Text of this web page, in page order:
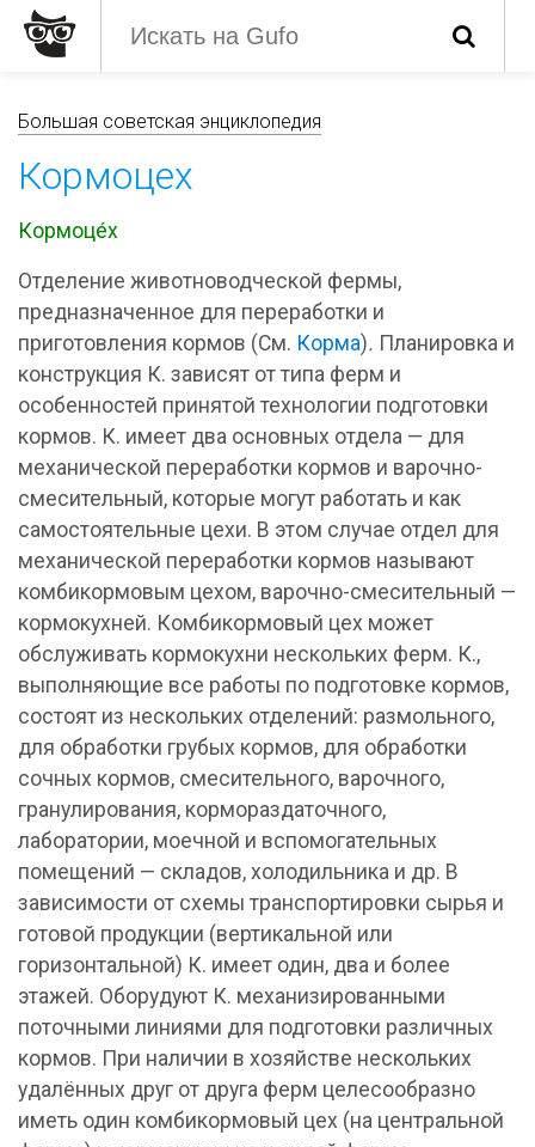
Большая советская энциклопедия
Кормоцех
Кормоце́х
Отделение животноводческой фермы,
предназначенное для переработки и
приготовления кормов (См. Корма). Планировка и
конструкция К. зависят от типа ферм и
особенностей принятой технологии подготовки
кормов. К. имеет два основных отдела — для
механической переработки кормов и варочно-
смесительный, которые могут работать и как
самостоятельные цехи. В этом случае отдел для
механической переработки кормов называют
комбикормовым цехом, варочно-смесительный —
кормокухней. Комбикормовый цех может
обслуживать кормокухни нескольких ферм. К.,
выполняющие все работы по подготовке кормов,
состоят из нескольких отделений: размольного,
для обработки грубых кормов, для обработки
сочных кормов, смесительного, варочного,
гранулирования, кормораздаточного,
лаборатории, моечной и вспомогательных
помещений — складов, холодильника и др. В
зависимости от схемы транспортировки сырья и
готовой продукции (вертикальной или
горизонтальной) К. имеет один, два и более
этажей. Оборудуют К. механизированными
поточными линиями для подготовки различных
кормов. При наличии в хозяйстве нескольких
удалённых друг от друга ферм целесообразно
иметь один комбикормовый цех (на центральной